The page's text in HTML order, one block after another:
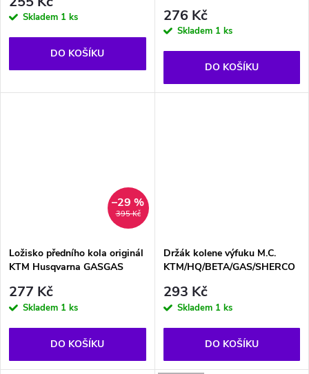
Skladem 1 ks
DO KOŠÍKU
276 Kč
Skladem 1 ks
DO KOŠÍKU
395 Kč
–29 %
Ložisko předního kola originál
KTM Husqvarna GASGAS
277 Kč
Skladem 1 ks
DO KOŠÍKU
Držák kolene výfuku M.C.
KTM/HQ/BETA/GAS/SHERCO
293 Kč
Skladem 1 ks
DO KOŠÍKU